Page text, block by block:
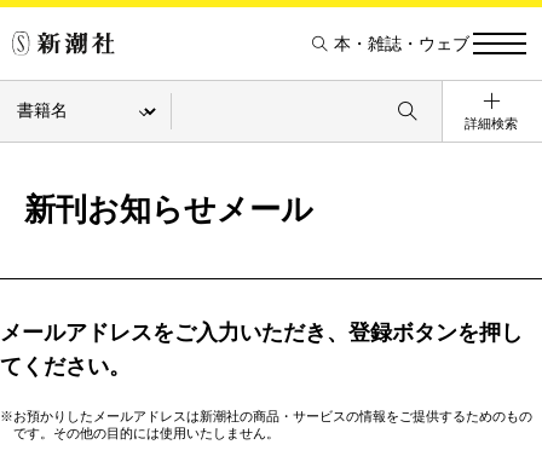
本・雑誌・ウェブ
詳細検索
新刊お知らせメール
メールアドレスをご入力いただき、登録ボタンを押し
てください。
※お預かりしたメールアドレスは新潮社の商品・サービスの情報をご提供するためのもの
です。その他の目的には使用いたしません。